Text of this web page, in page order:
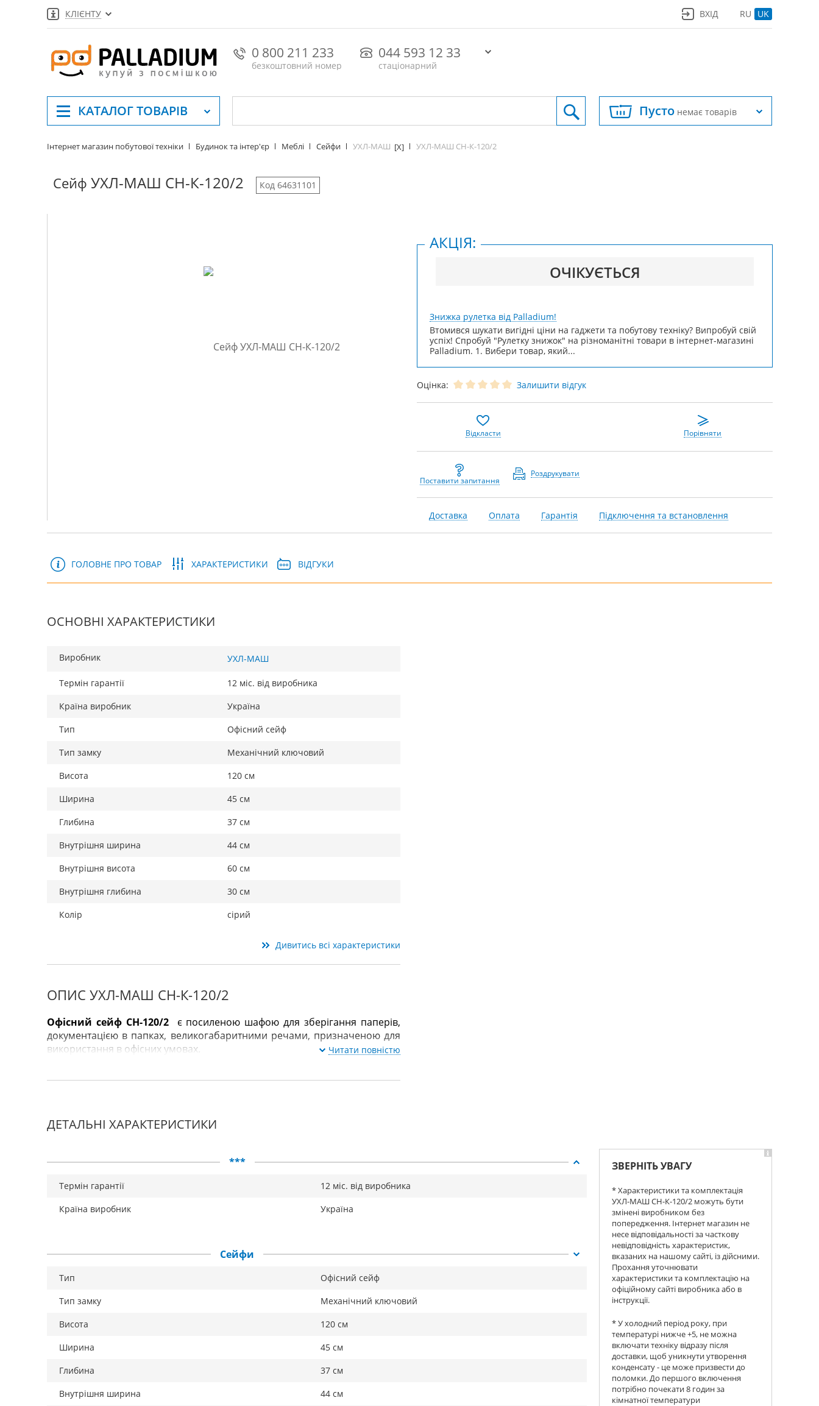
КЛІЄНТУ RU UK
ВХІД
0 800 211 233
безкоштовний номер
044 593 12 33
стаціонарний
КАТАЛОГТОВАРІВ Пусто немає товарів
Інтернет магазин побутової техніки Будинок та інтер'єр Меблі Сейфи УХЛ-МАШ [X] УХЛ-МАШ СН-К-120/2
Сейф УХЛ-МАШ СН-К-120/2 Код 64631101
ОЧІКУЄТЬСЯ
АКЦІЯ:
Знижка рулетка від Palladium!
Втомився шукати вигідні ціни на гаджети та побутову техніку? Випробуй свій
успіх! Спробуй "Рулетку знижок" на різноманітні товари в інтернет-магазині
Palladium. 1. Вибери товар, який...
Оцінка: Залишити відгук
Відкласти Порівняти
Поставити запитання
Роздрукувати
Доставка Оплата Гарантія Підключення та встановлення
ГОЛОВНЕ ПРО ТОВАР ХАРАКТЕРИСТИКИ ВІДГУКИ
ОСНОВНІ ХАРАКТЕРИСТИКИ
Виробник УХЛ-МАШ
Термін гарантії
12 міс. від виробника
Країна виробник
Україна
Тип
Офісний сейф
Тип замку
Механічний ключовий
Висота
120 см
Ширина
45 см
Глибина
37 см
Внутрішня ширина
44 см
Внутрішня висота
60 см
Внутрішня глибина
30 см
Колір
сірий
Дивитись всі характеристики
ОПИС УХЛ-МАШ СН-К-120/2
Офісний сейф СН-120/2є посиленою шафою для зберігання паперів,
документацією в папках, великогабаритними речами, призначеною для
використання в офісних умовах.
Читати повністю
ДЕТАЛЬНІ ХАРАКТЕРИСТИКИ
***
Термін гарантії
12 міс. від виробника
Країна виробник
Україна
Сейфи
Тип
Офісний сейф
Тип замку
Механічний ключовий
Висота
120 см
Ширина
45 см
Глибина
37 см
Внутрішня ширина
44 см
ЗВЕРНІТЬ УВАГУ
* Характеристики та комплектація
УХЛ-МАШ СН-К-120/2 можуть бути
змінені виробником без
попередження. Інтернет магазин не
несе відповідальності за часткову
невідповідність характеристик,
вказаних на нашому сайті, із дійсними.
Прохання уточнювати
характеристики та комплектацію на
офіційному сайті виробника або в
інструкції.
* У холодний період року, при
температурі нижче +5, не можна
включати техніку відразу після
доставки, щоб уникнути утворення
конденсату - це може призвести до
поломки. До першого включення
потрібно почекати 8 годин за
кімнатної температури